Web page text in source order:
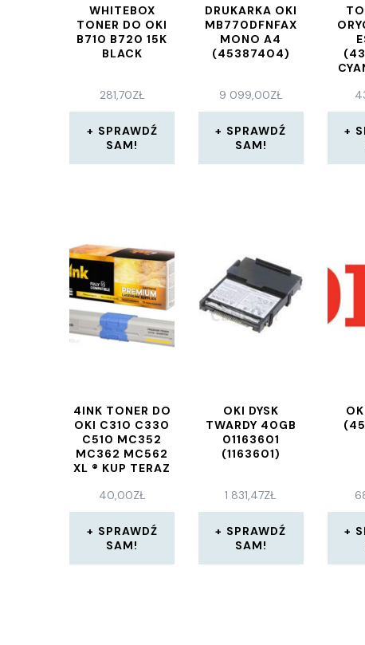
WHITEBOX
TONER DO OKI
B710 B720 15K
BLACK
281,70ZŁ
SPRAWDŹ
SAM!
DRUKARKA OKI
MB770DFNFAX
MONO A4
(45387404)
9 099,00ZŁ
SPRAWDŹ
SAM!
4INK TONER DO
OKI C310 C330
C510 MC352
MC362 MC562
XL ® KUP TERAZ
40,00ZŁ
SPRAWDŹ
SAM!
OKI DYSK
TWARDY 40GB
01163601
(1163601)
1 831,47ZŁ
SPRAWDŹ
SAM!